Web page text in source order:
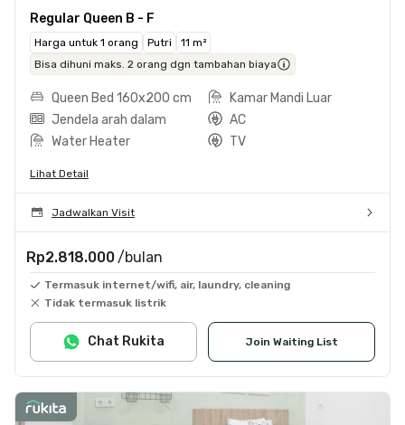
Regular Queen B - F
Harga untuk 1 orang Putri
11 m²
Bisa dihuni maks. 2 orang dgn tambahan biaya
Queen Bed 160x200 cm
Kamar Mandi Luar
Jendela arah dalam
AC
Water Heater
TV
Lihat Detail
Jadwalkan Visit
Rp2.818.000 /bulan
Termasuk internet/wifi, air, laundry, cleaning
Tidak termasuk listrik
Join Waiting List
Chat Rukita